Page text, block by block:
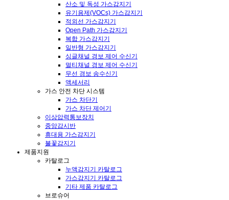
산소 및 독성 가스감지기
유기용제(VOCs) 가스감지기
적외선 가스감지기
Open Path 가스감지기
복합 가스감지기
일반형 가스감지기
싱글채널 경보 제어 수신기
멀티채널 경보 제어 수신기
무선 경보 송수신기
액세서리
가스 안전 차단 시스템
가스 차단기
가스 차단 제어기
이상압력통보장치
중앙감시반
휴대용 가스감지기
불꽃감지기
제품지원
카탈로그
누액감지기 카탈로그
가스감지기 카탈로그
기타 제품 카탈로그
브로슈어